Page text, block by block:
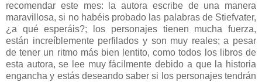
recomendar este mes: la autora escribe de una manera
maravillosa, si no habéis probado las palabras de Stiefvater,
¿a qué esperáis?; los personajes tienen mucha fuerza,
están increíblemente perfilados y son muy reales; a pesar
de tener un ritmo más bien lentito, como todos los libros de
esta autora, se lee muy fácilmente debido a que la historia
engancha y estás deseando saber si los personajes tendrán